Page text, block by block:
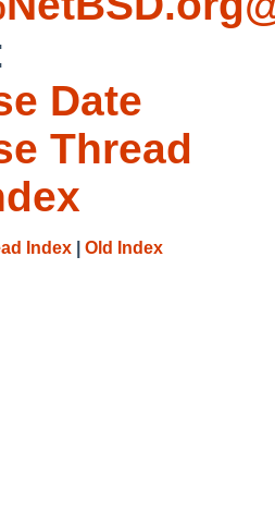
Date
Thread
Index Old Index